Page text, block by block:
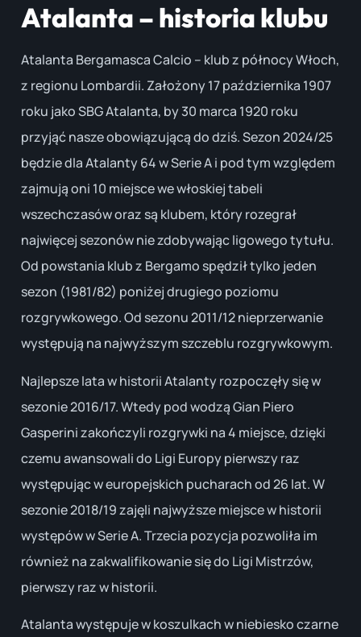
Atalanta – historia klubu
Atalanta Bergamasca Calcio – klub z północy Włoch,
z regionu Lombardii. Założony 17 października 1907
roku jako SBG Atalanta, by 30 marca 1920 roku
przyjąć nasze obowiązującą do dziś. Sezon 2024/25
będzie dla Atalanty 64 w Serie A i pod tym względem
zajmują oni 10 miejsce we włoskiej tabeli
wszechczasów oraz są klubem, który rozegrał
najwięcej sezonów nie zdobywając ligowego tytułu.
Od powstania klub z Bergamo spędził tylko jeden
sezon (1981/82) poniżej drugiego poziomu
rozgrywkowego. Od sezonu 2011/12 nieprzerwanie
występują na najwyższym szczeblu rozgrywkowym.
Najlepsze lata w historii Atalanty rozpoczęły się w
sezonie 2016/17. Wtedy pod wodzą Gian Piero
Gasperini zakończyli rozgrywki na 4 miejsce, dzięki
czemu awansowali do Ligi Europy pierwszy raz
występując w europejskich pucharach od 26 lat. W
sezonie 2018/19 zajęli najwyższe miejsce w historii
występów w Serie A. Trzecia pozycja pozwoliła im
również na zakwalifikowanie się do Ligi Mistrzów,
pierwszy raz w historii.
Atalanta występuje w koszulkach w niebiesko czarne